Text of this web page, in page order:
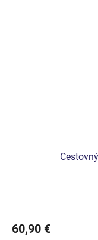
60,90 €